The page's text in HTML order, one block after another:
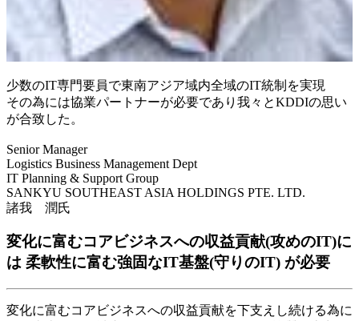
少数のIT専門要員で東南アジア域内全域のIT統制を実現
その為には協業パートナーが必要であり我々とKDDIの思い
が合致した。
Senior Manager
Logistics Business Management Dept
IT Planning & Support Group
SANKYU SOUTHEAST ASIA HOLDINGS PTE. LTD.
諸我 潤氏
変化に富むコアビジネスへの収益貢献(攻めのIT)に
は 柔軟性に富む強固なIT基盤(守りのIT) が必要
変化に富むコアビジネスへの収益貢献を下支えし続ける為に